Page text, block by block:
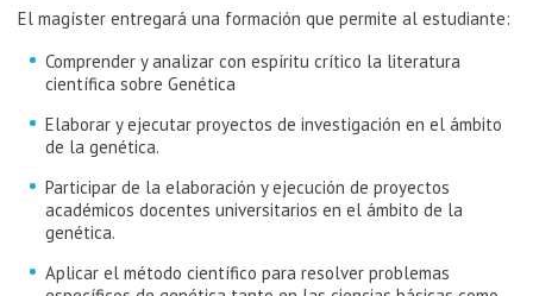
El magíster entregará una formación que permite al estudiante:
Comprender y analizar con espíritu crítico la literatura
científica sobre Genética
Elaborar y ejecutar proyectos de investigación en el ámbito
de la genética.
Participar de la elaboración y ejecución de proyectos
académicos docentes universitarios en el ámbito de la
genética.
Aplicar el método científico para resolver problemas